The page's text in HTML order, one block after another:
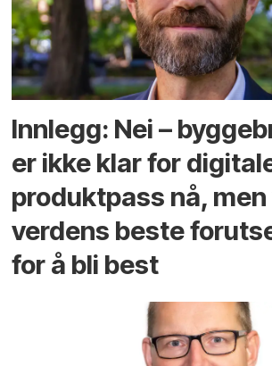
Innlegg: Nei –
er ikke klar for
produktpass nå, men
verdens beste
for å bli best